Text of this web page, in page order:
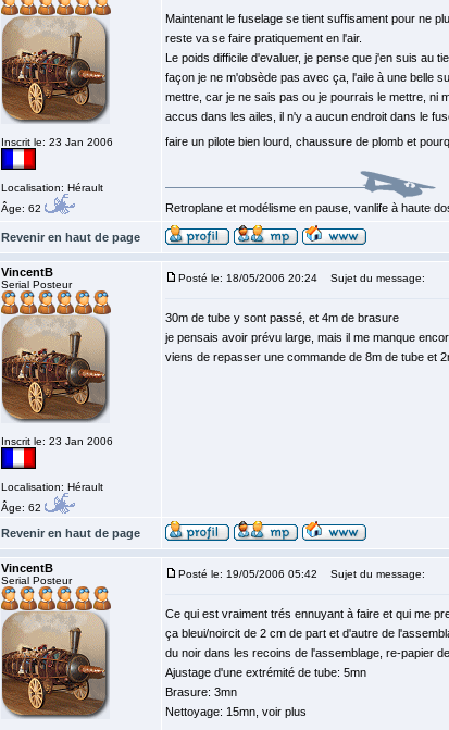
Inscrit le: 23 Jan 2006
Localisation: Hérault
Âge: 62
Maintenant le fuselage se tient suffisament pour ne
reste va se faire pratiquement en l'air.
Le poids difficile d'evaluer, je pense que j'en suis au
façon je ne m'obsède pas avec ça, l'aile à une belle
mettre, car je ne sais pas ou je pourrais le mettre, ni
accus dans les ailes, il n'y a aucun endroit dans le
faire un pilote bien lourd, chaussure de plomb et
Retroplane et modélisme en pause, vanlife à haute
Revenir en haut de page
VincentB
Serial Posteur
Inscrit le: 23 Jan 2006
Localisation: Hérault
Âge: 62
Posté le: 18/05/2006 20:24 Sujet du message:
30m de tube y sont passé, et 4m de brasure
je pensais avoir prévu large, mais il me manque
viens de repasser une commande de 8m de tube et
Revenir en haut de page
VincentB
Serial Posteur
Posté le: 19/05/2006 05:42 Sujet du message:
Ce qui est vraiment trés ennuyant à faire et qui me
ça bleui/noircit de 2 cm de part et d'autre de
du noir dans les recoins de l'assemblage, re-papier
Ajustage d'une extrémité de tube: 5mn
Brasure: 3mn
Nettoyage: 15mn, voir plus